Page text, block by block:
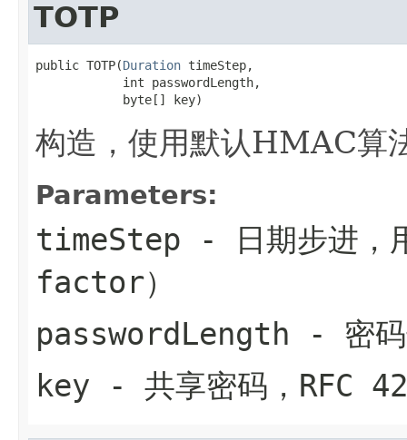
TOTP
public TOTP(Duration timeStep,
            int passwordLength,
            byte[] key)
构造，使用默认HMAC
Parameters:
timeStep - 日期步进，
factor）
passwordLength - 密码
key - 共享密码，RFC